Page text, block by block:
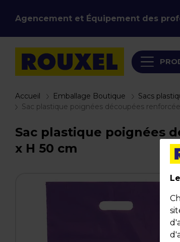
Agencement et Équipement des
Accueil Emballage Boutique Sacs
Sac plastique poignées découpées
Sac plastique poignées
x H 50 cm